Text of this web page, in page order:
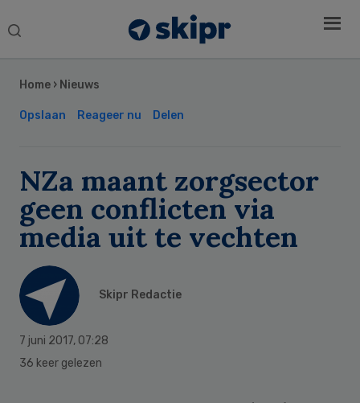
Search
Home › Nieuws
Opslaan Reageer nu Delen
NZa maant zorgsector
geen conflicten via
media uit te vechten
Skipr Redactie
7 juni 2017, 07:28
36 keer gelezen
Sidebar